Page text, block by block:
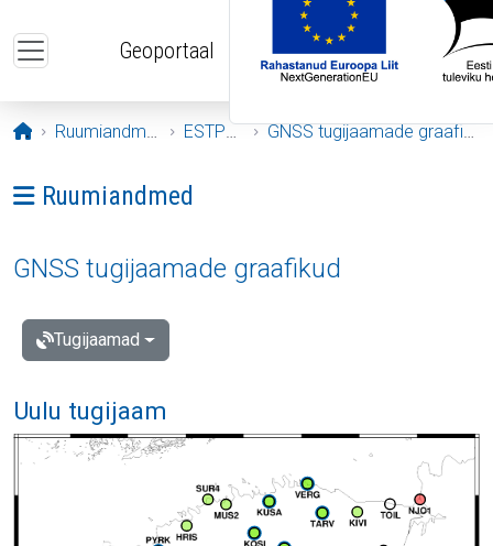
Geoportaal
Avaleht
Ruumiandmed ESTPOS GNSS tugijaamade graafikud
Ava menüü: Ruumiandmed
Ruumiandmed
GNSS tugijaamade graafikud
Tugijaamad
Uulu tugijaam